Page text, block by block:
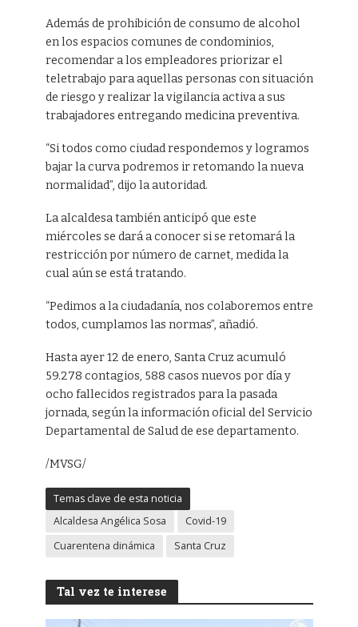
Además de prohibición de consumo de alcohol
en los espacios comunes de condominios,
recomendar a los empleadores priorizar el
teletrabajo para aquellas personas con situación
de riesgo y realizar la vigilancia activa a sus
trabajadores entregando medicina preventiva.
“Si todos como ciudad respondemos y logramos
bajar la curva podremos ir retomando la nueva
normalidad”, dijo la autoridad.
La alcaldesa también anticipó que este
miércoles se dará a conocer si se retomará la
restricción por número de carnet, medida la
cual aún se está tratando.
“Pedimos a la ciudadanía, nos colaboremos entre
todos, cumplamos las normas”, añadió.
Hasta ayer 12 de enero, Santa Cruz acumuló
59.278 contagios, 588 casos nuevos por día y
ocho fallecidos registrados para la pasada
jornada, según la información oficial del Servicio
Departamental de Salud de ese departamento.
/MVSG/
Temas clave de esta noticia
Alcaldesa Angélica Sosa
Covid-19
Cuarentena dinámica
Santa Cruz
Tal vez te interese